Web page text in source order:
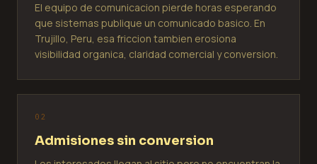
El equipo de comunicacion pierde horas esperando
que sistemas publique un comunicado basico. En
Trujillo, Peru, esa friccion tambien erosiona
visibilidad organica, claridad comercial y conversion.
0 2
Admisiones sin conversion